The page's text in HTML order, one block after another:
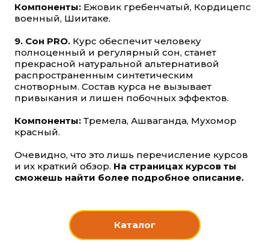
Компоненты: Ежовик гребенчатый, Кордицепс
военный, Шиитаке.
9. Сон PRO. Курс обеспечит человеку
полноценный и регулярный сон, станет
прекрасной натуральной альтернативой
распространенным синтетическим
снотворным. Состав курса не вызывает
привыкания и лишен побочных эффектов.
Компоненты: Тремела, Ашваганда, Мухомор
красный.
Очевидно, что это лишь перечисление курсов
и их краткий обзор. На страницах курсов ты
сможешь найти более подробное описание.
Каталог